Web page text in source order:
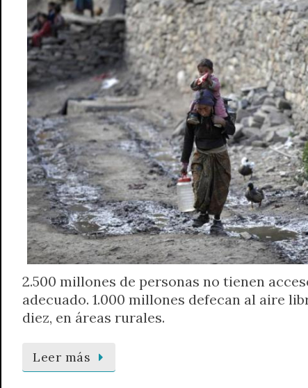
2.500 millones de personas no tienen
adecuado. 1.000 millones defecan al aire
diez, en áreas rurales.
Leer más